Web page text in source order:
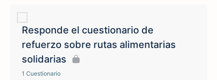
Responde el cuestionario de
refuerzo sobre rutas alimentarias
solidarias
1 Cuestionario